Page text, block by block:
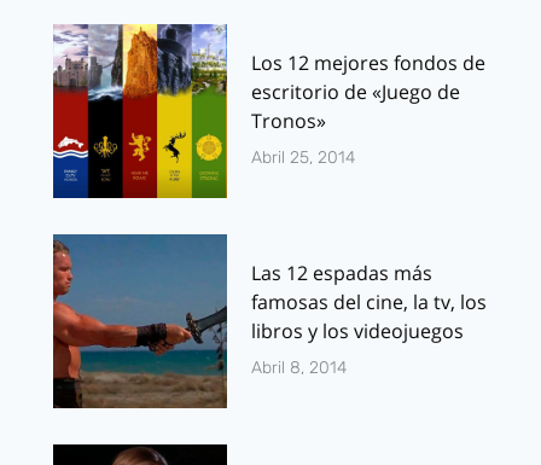
Los 12 mejores fondos de
escritorio de «Juego de
Tronos»
Abril 25, 2014
Las 12 espadas más
famosas del cine, la tv, los
libros y los videojuegos
Abril 8, 2014